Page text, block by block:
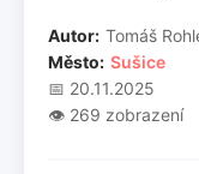
Autor: Tomáš
Město: Sušice
📅 20.11.2025
👁️ 269 zobrazení